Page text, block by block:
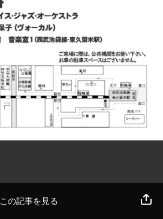
この記事を見る